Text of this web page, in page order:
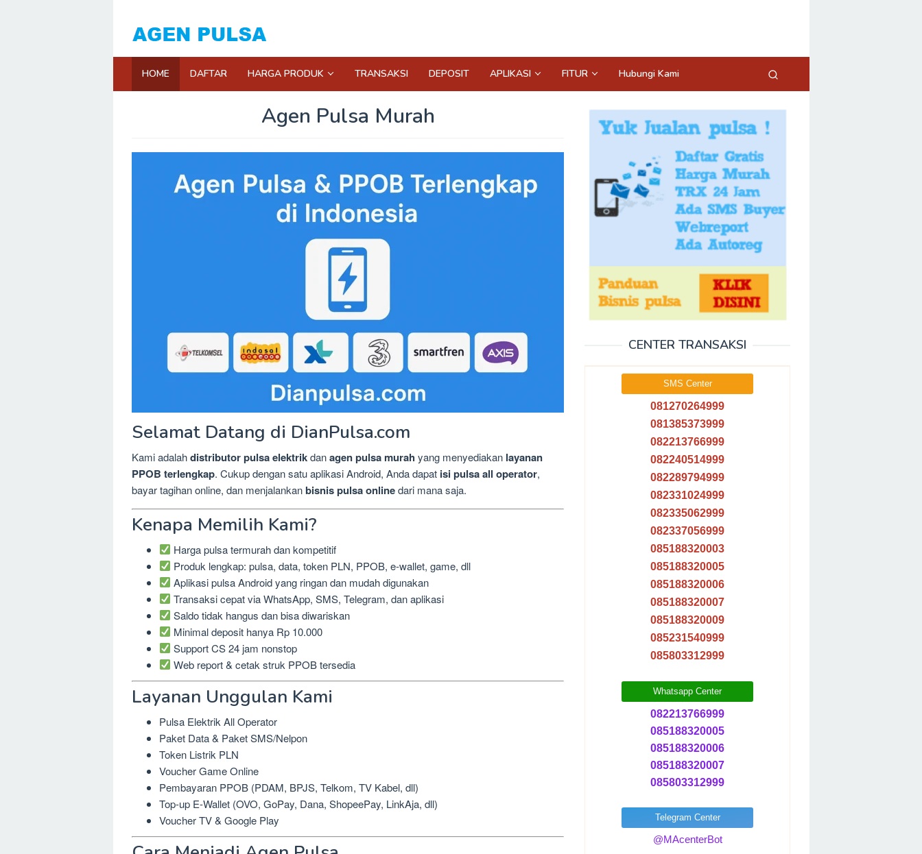
konten
HOME DAFTAR HARGA PRODUK TRANSAKSI DEPOSIT APLIKASI FITUR Hubungi Kami
Agen Pulsa Murah
Dian
Selamat Datang di DianPulsa.com
Kami adalahdistributor pulsa elektrikdanagen pulsa murah yang menyediakan layanan
PPOB terlengkap. Cukup dengan satu aplikasi Android, Anda dapat isi pulsa all operator,
bayar tagihan online, dan menjalankanbisnis pulsa onlinedari mana saja.
Kenapa Memilih Kami?
Harga pulsa termurah dan kompetitif
Produk lengkap: pulsa, data, token PLN, PPOB, e-wallet, game, dll
Aplikasi pulsa Android yang ringan dan mudah digunakan
Transaksi cepat via WhatsApp, SMS, Telegram, dan aplikasi
Saldo tidak hangus dan bisa diwariskan
Minimal deposit hanya Rp 10.000
Support CS 24 jam nonstop
Web report & cetak struk PPOB tersedia
Layanan Unggulan Kami
Pulsa Elektrik All Operator
Paket Data & Paket SMS/Nelpon
Token Listrik PLN
Voucher Game Online
Pembayaran PPOB (PDAM, BPJS, Telkom, TV Kabel, dll)
Top-up E-Wallet (OVO, GoPay, Dana, ShopeePay, LinkAja, dll)
Voucher TV & Google Play
CENTER TRANSAKSI
SMS Center
081270264999
081385373999
082213766999
082240514999
082289794999
082331024999
082335062999
082337056999
085188320003
085188320005
085188320006
085188320007
085188320009
085231540999
085803312999
Whatsapp Center
082213766999
085188320005
085188320006
085188320007
085803312999
Telegram Center
@MAcenterBot